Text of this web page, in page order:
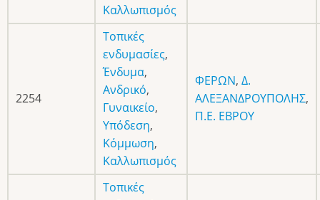
Καλλωπισμός
2254
Τοπικές
ενδυμασίες,
Ένδυμα,
Ανδρικό,
Γυναικείο,
Υπόδεση,
Κόμμωση,
Καλλωπισμός
ΦΕΡΩΝ, Δ.
ΑΛΕΞΑΝΔΡΟΥΠΟΛΗΣ,
Π.Ε. ΕΒΡΟΥ
Τοπικές